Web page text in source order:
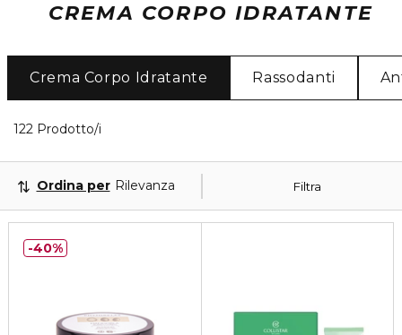
CREMA CORPO IDRATANTE
Crema Corpo Idratante Rassodanti
122 Prodotto/i
Filtra
Ordina per Rilevanza
40%